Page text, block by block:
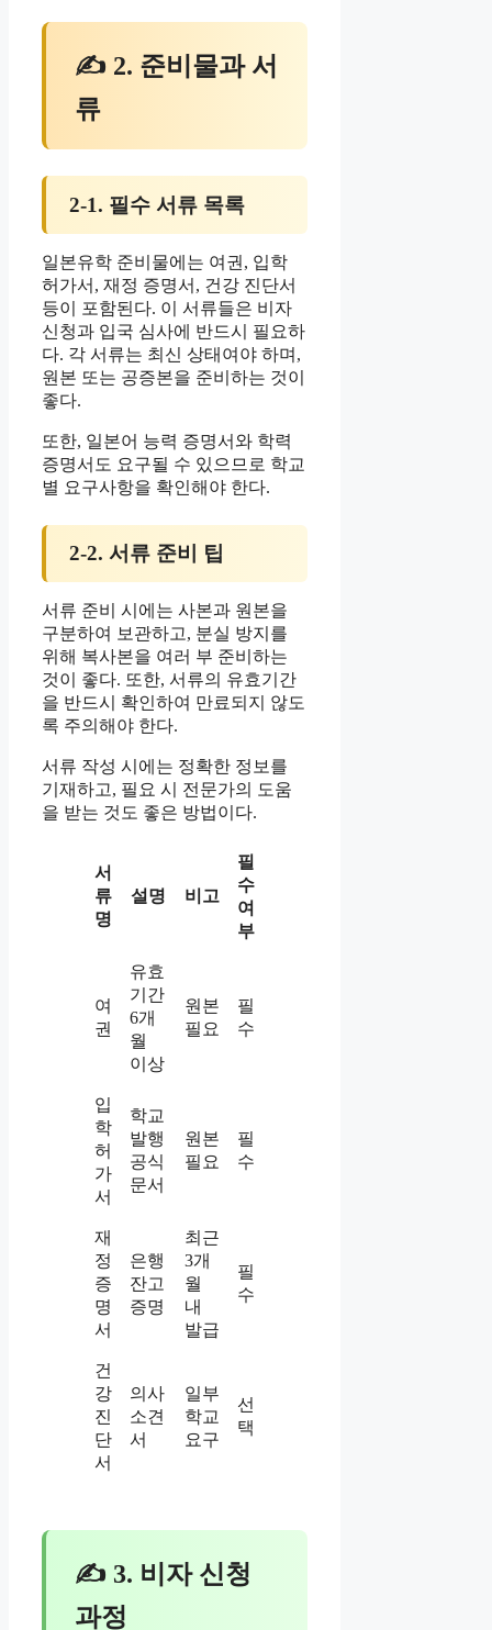
✍ 2. 준비물과 서
류
2-1. 필수 서류 목록
일본유학 준비물에는 여권, 입학
허가서, 재정 증명서, 건강 진단서
등이 포함된다. 이 서류들은 비자
신청과 입국 심사에 반드시 필요하
다. 각 서류는 최신 상태여야 하며,
원본 또는 공증본을 준비하는 것이
좋다.
또한, 일본어 능력 증명서와 학력
증명서도 요구될 수 있으므로 학교
별 요구사항을 확인해야 한다.
2-2. 서류 준비 팁
서류 준비 시에는 사본과 원본을
구분하여 보관하고, 분실 방지를
위해 복사본을 여러 부 준비하는
것이 좋다. 또한, 서류의 유효기간
을 반드시 확인하여 만료되지 않도
록 주의해야 한다.
서류 작성 시에는 정확한 정보를
기재하고, 필요 시 전문가의 도움
을 받는 것도 좋은 방법이다.
서
류
명
설명 비고
필
수
여
부
여
권
유효
기간
6개
월
이상
원본
필요
필
수
입
학
허
가
서
학교
발행
공식
문서
원본
필요
필
수
재
정
증
명
서
은행
잔고
증명
최근
3개
월
내
발급
필
수
건
강
진
단
서
의사
소견
서
일부
학교
요구
선
택
✍ 3. 비자 신청
과정